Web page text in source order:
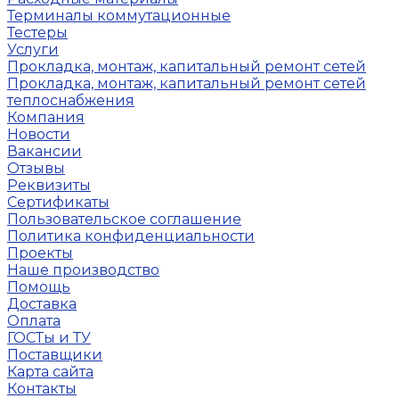
Терминалы коммутационные
Тестеры
Услуги
Прокладка, монтаж, капитальный ремонт сетей
Прокладка, монтаж, капитальный ремонт сетей
теплоснабжения
Компания
Новости
Вакансии
Отзывы
Реквизиты
Сертификаты
Пользовательское соглашение
Политика конфиденциальности
Проекты
Наше производство
Помощь
Доставка
Оплата
ГОСТы и ТУ
Поставщики
Карта сайта
Контакты